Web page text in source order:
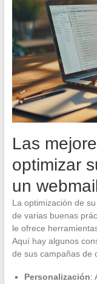
Las
optimizar
un
La optimización de
de varias buenas
le ofrece
Aquí hay algunos
de sus campañas de
Personalización: